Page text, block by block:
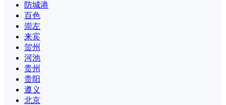
防城港
百色
崇左
来宾
贺州
河池
贵州
贵阳
遵义
北京